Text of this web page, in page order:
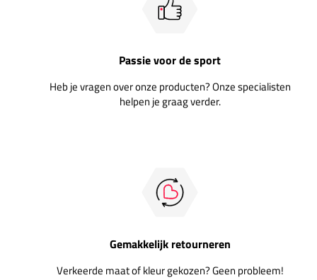
Passie voor de sport
Heb je vragen over onze producten? Onze specialisten
helpen je graag verder.
Gemakkelijk retourneren
Verkeerde maat of kleur gekozen? Geen probleem!